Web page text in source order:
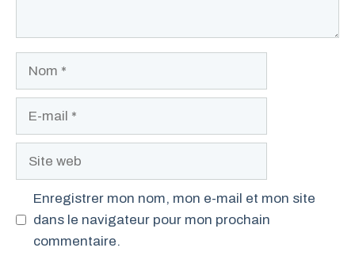
Enregistrer mon nom, mon e-mail et mon site
dans le navigateur pour mon prochain
commentaire.